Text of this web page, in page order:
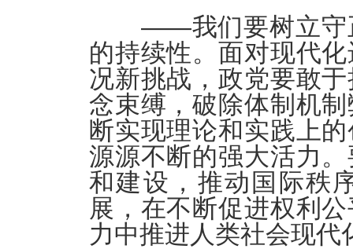
——我们要树立守正
的持续性。面对现代
况新挑战，政党要敢
念束缚，破除体制机
断实现理论和实践上
源源不断的强大活力
和建设，推动国际秩
展，在不断促进权利
力中推进人类社会现代